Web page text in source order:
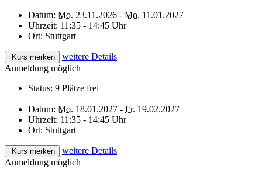
Datum: Mo. 23.11.2026 - Mo. 11.01.2027
Uhrzeit: 11:35 - 14:45 Uhr
Ort: Stuttgart
Kurs merken
weitere Details
Anmeldung möglich
Status: 9 Plätze frei
Datum: Mo. 18.01.2027 - Fr. 19.02.2027
Uhrzeit: 11:35 - 14:45 Uhr
Ort: Stuttgart
Kurs merken
weitere Details
Anmeldung möglich